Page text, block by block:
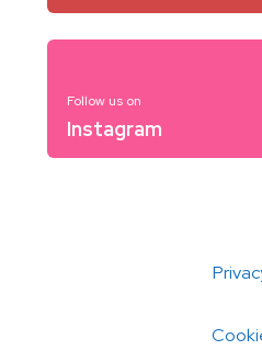
Follow us on
Instagram